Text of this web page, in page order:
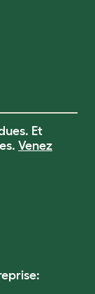
Et
Venez